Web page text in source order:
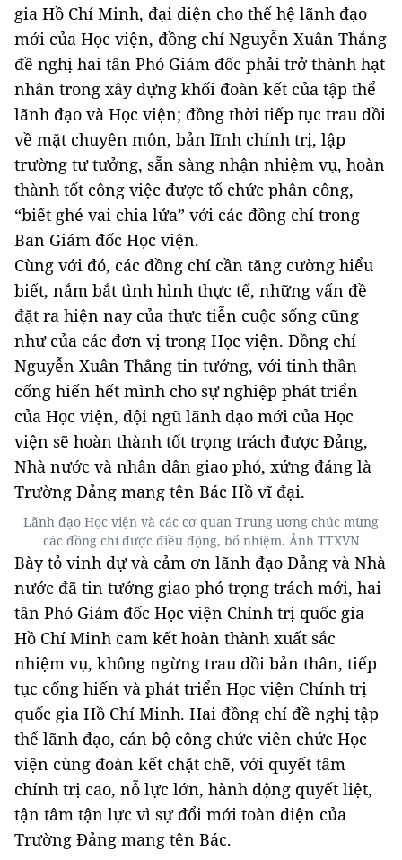
gia Hồ Chí Minh, đại diện cho thế hệ lãnh đạo
mới của Học viện, đồng chí Nguyễn Xuân Thắng
đề nghị hai tân Phó Giám đốc phải trở thành hạt
nhân trong xây dựng khối đoàn kết của tập thể
lãnh đạo và Học viện; đồng thời tiếp tục trau dồi
về mặt chuyên môn, bản lĩnh chính trị, lập
trường tư tưởng, sẵn sàng nhận nhiệm vụ, hoàn
thành tốt công việc được tổ chức phân công,
“biết ghé vai chia lửa” với các đồng chí trong
Ban Giám đốc Học viện.
Cùng với đó, các đồng chí cần tăng cường hiểu
biết, nắm bắt tình hình thực tế, những vấn đề
đặt ra hiện nay của thực tiễn cuộc sống cũng
như của các đơn vị trong Học viện. Đồng chí
Nguyễn Xuân Thắng tin tưởng, với tinh thần
cống hiến hết mình cho sự nghiệp phát triển
của Học viện, đội ngũ lãnh đạo mới của Học
viện sẽ hoàn thành tốt trọng trách được Đảng,
Nhà nước và nhân dân giao phó, xứng đáng là
Trường Đảng mang tên Bác Hồ vĩ đại.
Lãnh đạo Học viện và các cơ quan Trung ương chúc mừng
các đồng chí được điều động, bổ nhiệm. Ảnh TTXVN
Bày tỏ vinh dự và cảm ơn lãnh đạo Đảng và Nhà
nước đã tin tưởng giao phó trọng trách mới, hai
tân Phó Giám đốc Học viện Chính trị quốc gia
Hồ Chí Minh cam kết hoàn thành xuất sắc
nhiệm vụ, không ngừng trau dồi bản thân, tiếp
tục cống hiến và phát triển Học viện Chính trị
quốc gia Hồ Chí Minh. Hai đồng chí đề nghị tập
thể lãnh đạo, cán bộ công chức viên chức Học
viện cùng đoàn kết chặt chẽ, với quyết tâm
chính trị cao, nỗ lực lớn, hành động quyết liệt,
tận tâm tận lực vì sự đổi mới toàn diện của
Trường Đảng mang tên Bác.